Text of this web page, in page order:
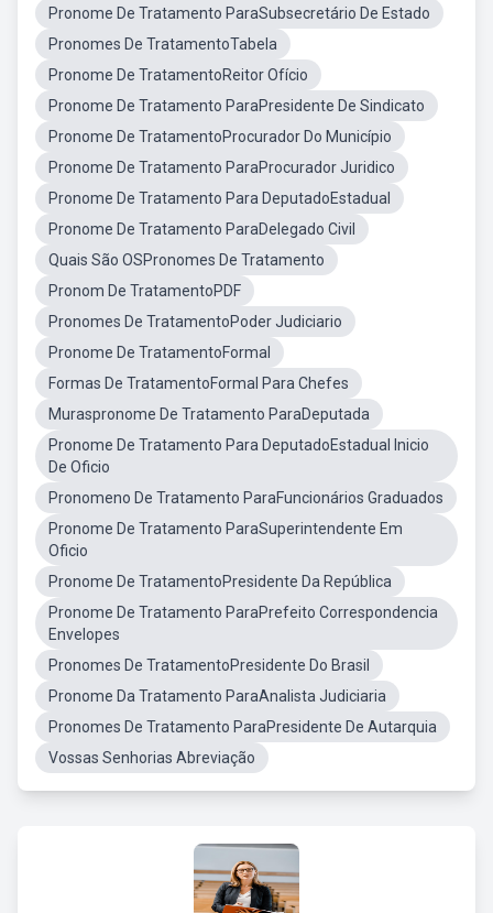
Pronome De Tratamento ParaSubsecretário De Estado
Pronomes De TratamentoTabela
Pronome De TratamentoReitor Ofício
Pronome De Tratamento ParaPresidente De Sindicato
Pronome De TratamentoProcurador Do Município
Pronome De Tratamento ParaProcurador Juridico
Pronome De Tratamento Para DeputadoEstadual
Pronome De Tratamento ParaDelegado Civil
Quais São OSPronomes De Tratamento
Pronom De TratamentoPDF
Pronomes De TratamentoPoder Judiciario
Pronome De TratamentoFormal
Formas De TratamentoFormal Para Chefes
Muraspronome De Tratamento ParaDeputada
Pronome De Tratamento Para DeputadoEstadual Inicio
De Oficio
Pronomeno De Tratamento ParaFuncionários Graduados
Pronome De Tratamento ParaSuperintendente Em
Oficio
Pronome De TratamentoPresidente Da República
Pronome De Tratamento ParaPrefeito Correspondencia
Envelopes
Pronomes De TratamentoPresidente Do Brasil
Pronome Da Tratamento ParaAnalista Judiciaria
Pronomes De Tratamento ParaPresidente De Autarquia
Vossas Senhorias Abreviação